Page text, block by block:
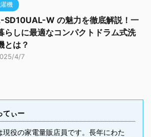
機
SD10UAL-W の魅力を徹底解説！一
らしに最適なコンパクトドラム式洗
とは？
4/7
てぃー
現役の家電量販店員です。長年にわた